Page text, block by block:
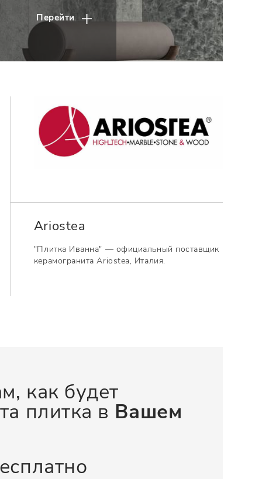
Перейти
Ariostea
"Плитка Иванна" — официальный поставщик
керамогранита Ariostea, Италия.
как будет
плитка в Вашем